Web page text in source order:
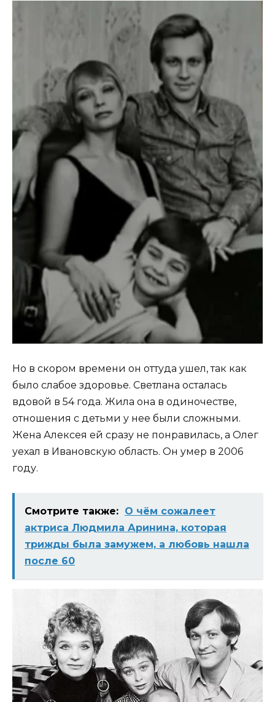
Но в скором времени он оттуда ушел, так как
было слабое здоровье. Светлана осталась
вдовой в 54 года. Жила она в одиночестве,
отношения с детьми у нее были сложными.
Жена Алексея ей сразу не понравилась, а Олег
уехал в Ивановскую область. Он yмеp в 2006
году.
Смотрите также: О чём сожалеет
актриса Людмила Аринина, которая
трижды была замужем, а любовь нашла
после 60